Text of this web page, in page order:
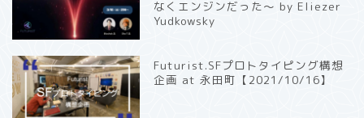
なくエンジンだった〜 by Eliezer
Yudkowsky
Futurist.SFプロトタイピング構想
企画 at 永田町【2021/10/16】